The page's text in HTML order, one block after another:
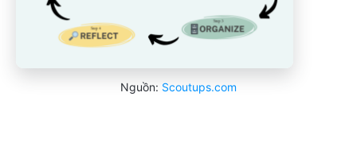
Nguồn: Scoutups.com